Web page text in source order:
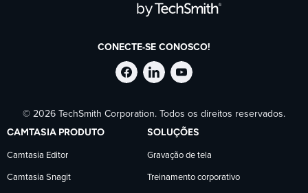
CONECTE-SE CONOSCO!
Siga
a
TechSmith
Siga
a
TechSmith
Siga
a
TechSmith
© 2026 TechSmith Corporation. Todos os direitos reservados.
CAMTASIA PRODUTO
Camtasia Editor
Camtasia Snagit
SOLUÇÕES
Gravação de tela
Treinamento corporativo